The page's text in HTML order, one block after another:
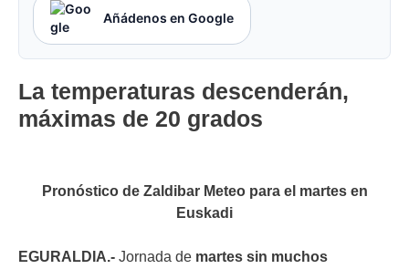
Añádenos en Google
La temperaturas descenderán,
máximas de 20 grados
Pronóstico de Zaldibar Meteo para el martes en
Euskadi
EGURALDIA.- Jornada de martes sin muchos